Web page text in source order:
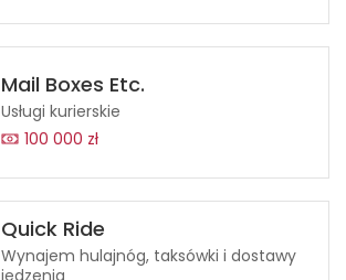
Mail Boxes Etc.
Usługi kurierskie
100 000 zł
Quick Ride
Wynajem hulajnóg, taksówki i dostawy